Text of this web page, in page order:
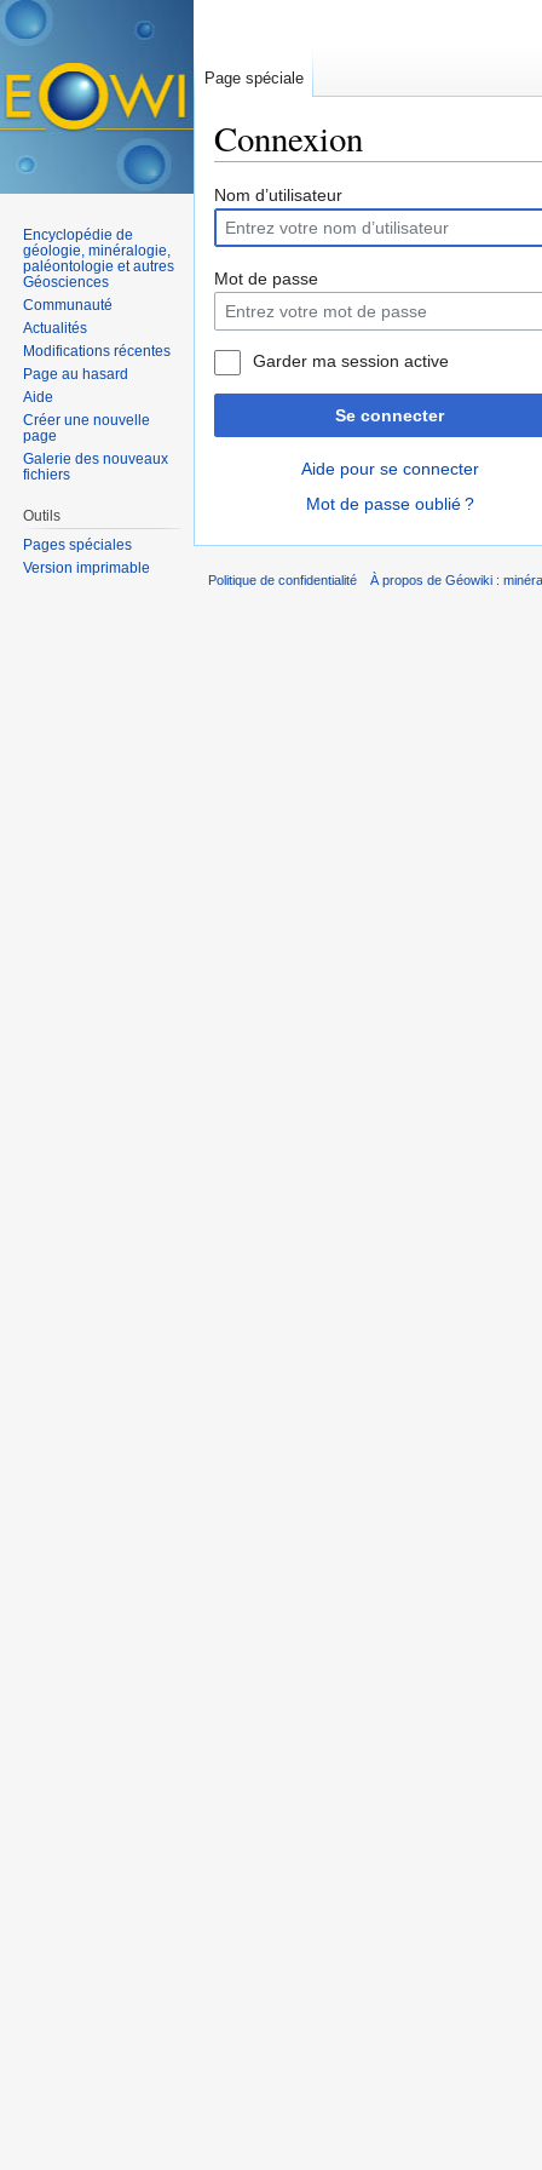
Connexion
Nom d’utilisateur
Mot de passe
Garder ma session active
Se connecter
Aide pour se connecter
Mot de passe oublié ?
Page spéciale
Encyclopédie de
géologie, minéralogie,
paléontologie et autres
Géosciences
Communauté
Actualités
Modifications récentes
Page au hasard
Aide
Créer une nouvelle
page
Galerie des nouveaux
fichiers
Outils
Pages spéciales
Version imprimable
Politique de confidentialité À propos de Géowiki :